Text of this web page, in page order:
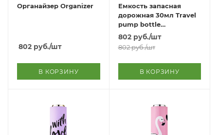
Органайзер Organizer
802 руб./шт
В КОРЗИНУ
Емкость запасная
дорожная 30мл Travel
pump bottle
30ml(empty)
802руб./шт
802руб./шт
В КОРЗИНУ